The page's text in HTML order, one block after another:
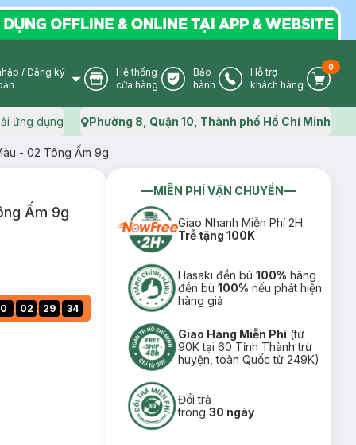
User Icon
/ Đăng ký
Store Icon
Hệ thống
cửa hàng
Warranty Icon
Bảo
hành
Phone Icon
Hỗ trợ
khách hàng
Cart
0
ứng dụng Map icon
Phường 8, Quận 10, Thành phố Hồ Chí Minh
- 02 Tông Ấm 9g
Ấm 9g
0 : 02 : 29 : 33
MIỄN PHÍ VẬN CHUYỂN
Giao Nhanh Miễn Phí 2H.
Trễ tặng 100K
Hasaki đền bù100% hãng
đền bù100% nếu phát hiện
hàng giả
Giao Hàng Miễn Phí (từ
90K tại 60 Tỉnh Thành trừ
huyện, toàn Quốc từ 249K)
Đổi trả
trong30 ngày